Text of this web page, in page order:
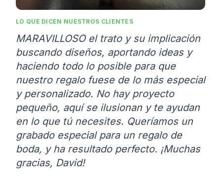
LO QUE DICEN NUESTROS CLIENTES
MARAVILLOSO el trato y su implicación
buscando diseños, aportando ideas y
haciendo todo lo posible para que
nuestro regalo fuese de lo más especial
y personalizado. No hay proyecto
pequeño, aquí se ilusionan y te ayudan
en lo que tú necesites. Queríamos un
grabado especial para un regalo de
boda, y ha resultado perfecto. ¡Muchas
gracias, David!